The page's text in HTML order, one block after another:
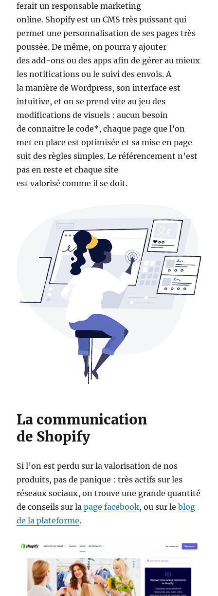
ferait un responsable marketing
online. Shopify est un CMS très puissant qui
permet une personnalisation de ses pages très
poussée. De même, on pourra y ajouter
des add-ons ou des apps afin de gérer au mieux
les notifications ou le suivi des envois. A
la manière de Wordpress, son interface est
intuitive, et on se prend vite au jeu des
modifications de visuels : aucun besoin
de connaitre le code*, chaque page que l’on
met en place est optimisée et sa mise en page
suit des règles simples. Le référencement n’est
pas en reste et chaque site
est valorisé comme il se doit.
La communication
de Shopify
Si l’on est perdu sur la valorisation de nos
produits, pas de panique : très actifs sur les
réseaux sociaux, on trouve une grande quantité
de conseils sur lapage facebook, ou sur leblog
de la plateforme.